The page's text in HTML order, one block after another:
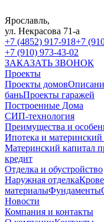
Ярославль,
ул. Некрасова 71-а
+7 (4852) 917-918+7
+7 (910) 973-43-02
ЗАКАЗАТЬ ЗВОНОК
Проекты
Проекты домов
баньПроекты гаражей
Построенные Дома
СИП-технология
Преимущества и
Ипотека и материнский
Материнский капитал
кредит
Отделка и обустройство
Наружная отделка
материалыФундаменты
Новости
Компания и контакты